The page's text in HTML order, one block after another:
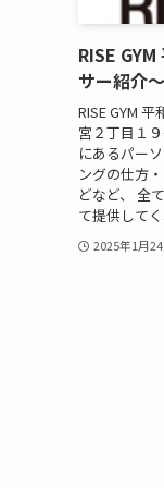
RISE
サー紹介〜
RISE GYM
宮２丁目１
にあるパー
ングの仕方
どなど、 全
て提供して
2025年1月